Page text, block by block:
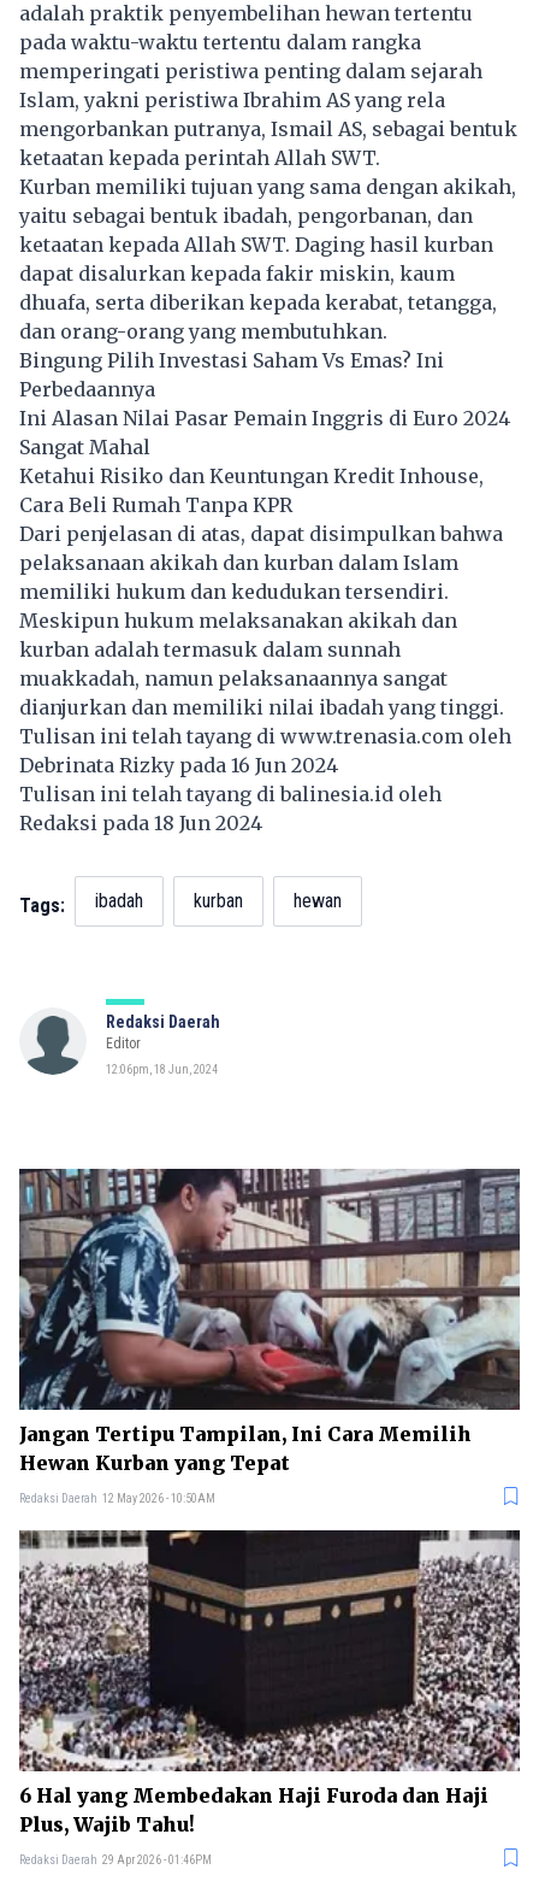
adalah praktik penyembelihan hewan tertentu
pada waktu-waktu tertentu dalam rangka
memperingati peristiwa penting dalam sejarah
Islam, yakni peristiwa Ibrahim AS yang rela
mengorbankan putranya, Ismail AS, sebagai bentuk
ketaatan kepada perintah Allah SWT.
Kurban memiliki tujuan yang sama dengan akikah,
yaitu sebagai bentuk ibadah, pengorbanan, dan
ketaatan kepada Allah SWT. Daging hasil kurban
dapat disalurkan kepada fakir miskin, kaum
dhuafa, serta diberikan kepada kerabat, tetangga,
dan orang-orang yang membutuhkan.
Bingung Pilih Investasi Saham Vs Emas? Ini
Perbedaannya
Ini Alasan Nilai Pasar Pemain Inggris di Euro 2024
Sangat Mahal
Ketahui Risiko dan Keuntungan Kredit Inhouse,
Cara Beli Rumah Tanpa KPR
Dari penjelasan di atas, dapat disimpulkan bahwa
pelaksanaan akikah dan kurban dalam Islam
memiliki hukum dan kedudukan tersendiri.
Meskipun hukum melaksanakan akikah dan
kurban adalah termasuk dalam sunnah
muakkadah, namun pelaksanaannya sangat
dianjurkan dan memiliki nilai ibadah yang tinggi.
Tulisan ini telah tayang di www.trenasia.com oleh
Debrinata Rizky pada 16 Jun 2024
Tulisan ini telah tayang dibalinesia.id oleh
Redaksi pada 18 Jun 2024
Tags: ibadah kurban hewan
Redaksi Daerah
Editor
12:06pm, 18 Jun, 2024
Jangan Tertipu Tampilan, Ini Cara Memilih
Hewan Kurban yang Tepat
Redaksi Daerah 12 May 2026 - 10:50AM
6 Hal yang Membedakan Haji Furoda dan Haji
Plus, Wajib Tahu!
Redaksi Daerah 29 Apr 2026 - 01:46PM